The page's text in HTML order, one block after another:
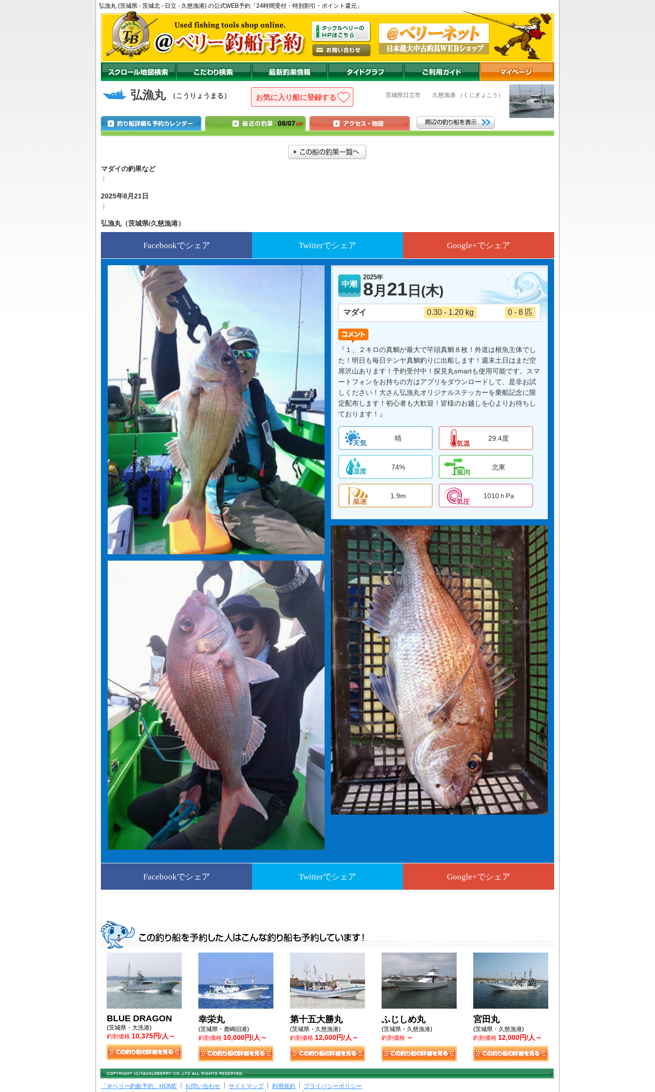
弘漁丸 (茨城県 - 茨城北 - 日立 - 久慈漁港) の公式WEB予約「24時間受付・特別割引・ポイント還元」
弘漁丸 （こうりょうまる） お気に入り船に登録 茨城県日立市 久慈漁港 （くじぎょこう）
08/07UP
マダイの釣果など
2025年8月21日
弘漁丸（茨城県/久慈漁港）
Facebookでシェア Twitterでシェア Google+でシェア
中潮
2025年
8月 21 日 (木)
マダイ 0.30 - 1.20 kg 0 - 8 匹
『１、２キロの真鯛が最大で竿頭真鯛８枚！外道は根魚主体でし
た！明日も毎日テンヤ真鯛釣りに出船します！週末土日はまだ空
席沢山あります！予約受付中！探見丸smartも使用可能です。スマ
ートフォンをお持ちの方はアプリをダウンロードして、是非お試
しください！大さん弘漁丸オリジナルステッカーを乗船記念に限
定配布します！初心者も大歓迎！皆様のお越しを心よりお待ちし
ております！』
晴 29.4度
74% 北東
1.9m 1010ｈPa
Facebookでシェア Twitterでシェア Google+でシェア
BLUE DRAGON
(茨城県・大洗港)
釣割価格 10,375円/人～
幸栄丸
(茨城県・鹿嶋旧港)
釣割価格 10,000円/人～
第十五大勝丸
(茨城県・久慈漁港)
釣割価格 12,000円/人～
ふじしめ丸
(茨城県・久慈漁港)
釣割価格 ～
宮田丸
(茨城県・久慈漁港)
釣割価格 12,000円/人～
「＠ベリー釣船予約」HOME お問い合わせ サイトマップ 利用規約
プライバシーポリシー